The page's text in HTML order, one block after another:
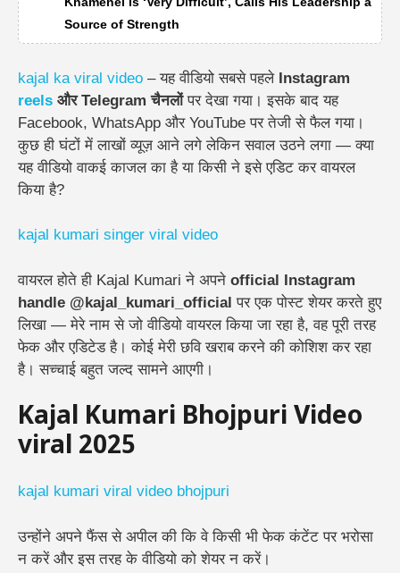
Source of Strength
kajal ka viral video – यह वीडियो सबसे पहले Instagram
reels और Telegram चैनलोंपर देखा गया। इसके बाद यह
Facebook, WhatsApp और YouTube पर तेजी से फैल गया।
कुछ ही घंटों में लाखों व्यूज़ आने लगेलेकिन सवाल उठने लगा — क्या
यह वीडियो वाकई काजल का है या किसी ने इसे एडिट कर वायरल
किया है?
kajal kumari singer viral video
वायरल होते ही Kajal Kumari ने अपने official Instagram
handle @kajal_kumari_official पर एक पोस्ट शेयर करते हुए
लिखा —मेरे नाम से जो वीडियो वायरल किया जा रहा है, वह पूरी तरह
फेक और एडिटेडहै। कोई मेरी छवि खराब करने की कोशिश कर रहा
है। सच्चाई बहुत जल्द सामने आएगी।
Kajal Kumari Bhojpuri Video
viral 2025
kajal kumari viral video bhojpuri
उन्होंने अपने फैंस से अपील की कि वे किसी भी फेक कंटेंट पर भरोसा
न करें और इस तरह के वीडियो को शेयर न करें।